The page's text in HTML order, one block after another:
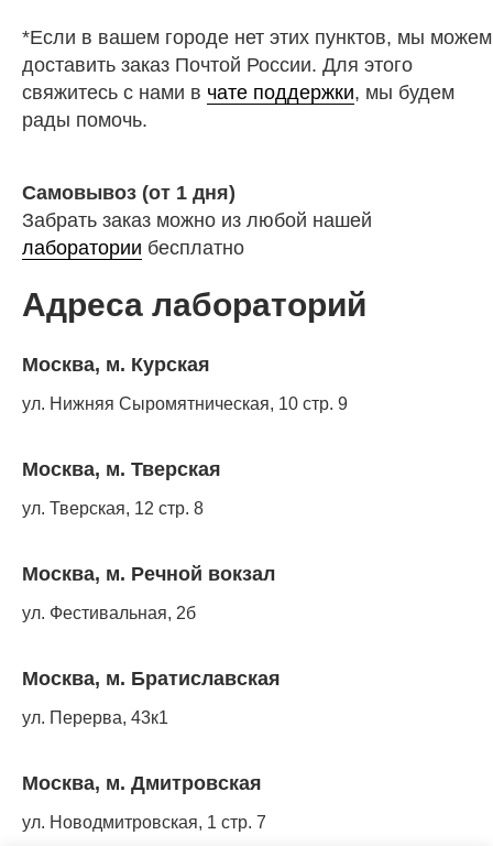
*Если в вашем городе нет этих пунктов, мы можем
доставить заказ Почтой России. Для этого
свяжитесь с нами в чате поддержки, мы будем
рады помочь.
Самовывоз (от 1 дня)
Забрать заказ можно из любой нашей
лаборатории бесплатно
Адреса лабораторий
Москва, м. Курская
ул. Нижняя Сыромятническая, 10 стр. 9
Москва, м. Тверская
ул. Тверская, 12 стр. 8
Москва, м. Речной вокзал
ул. Фестивальная, 2б
Москва, м. Братиславская
ул. Перерва, 43к1
Москва, м. Дмитровская
ул. Новодмитровская, 1 стр. 7